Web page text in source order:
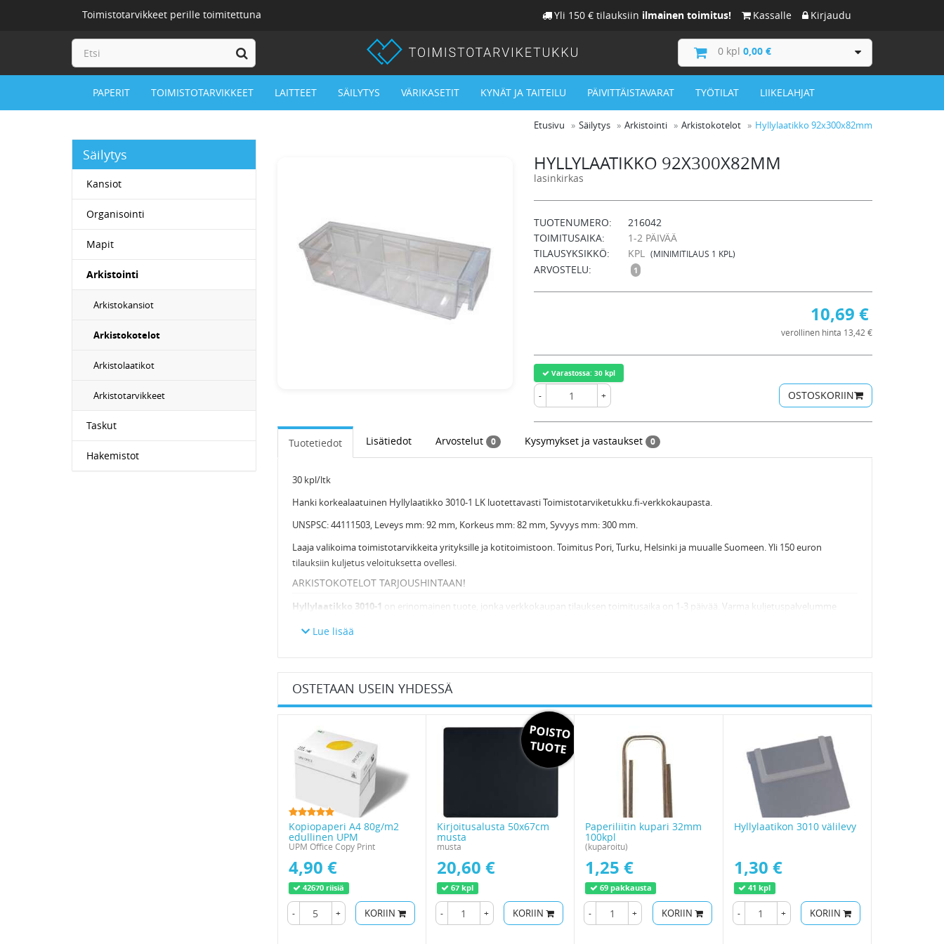
Toimistotarvikkeet perille toimitettuna Yli 150 € tilauksiin ilmainen toimitus! Kassalle Kirjaudu
0kpl 0,00 €
PAPERIT TOIMISTOTARVIKKEET LAITTEET SÄILYTYS VÄRIKASETIT KYNÄT JA TAITEILU PÄIVITTÄISTAVARAT TYÖTILAT LIIKELAHJAT
Etusivu Säilytys Arkistointi Arkistokotelot Hyllylaatikko 92x300x82mm
Säilytys
Kansiot
Organisointi
Mapit
Arkistointi
Arkistokansiot
Arkistokotelot
Arkistolaatikot
Arkistotarvikkeet
Taskut
Hakemistot
HYLLYLAATIKKO 92X300X82MM
lasinkirkas
TUOTENUMERO:
216042
TOIMITUSAIKA:
1-2 PÄIVÄÄ
TILAUSYKSIKKÖ:
KPL(MINIMITILAUS 1 KPL)
ARVOSTELU: 1
10,69 €
verollinen hinta 13,42 €
Varastossa:30 kpl
- + OSTOSKORIIN
Tuotetiedot Lisätiedot Arvostelut 0 Kysymykset ja vastaukset 0
30 kpl/ltk
Hanki korkealaatuinen Hyllylaatikko 3010-1 LK luotettavasti Toimistotarviketukku.fi-verkkokaupasta.
UNSPSC: 44111503, Leveys mm: 92 mm, Korkeus mm: 82 mm, Syvyys mm: 300 mm.
Laaja valikoima toimistotarvikkeita yrityksille ja kotitoimistoon. Toimitus Pori, Turku, Helsinki ja muualle Suomeen. Yli 150 euron
tilauksiin kuljetus veloituksetta ovellesi.
ARKISTOKOTELOT TARJOUSHINTAAN!
Hyllylaatikko 3010-1 on erinomainen tuote, jonka verkkokaupan tilauksen toimitusaika on 1-3 päivää. Varma kuljetuspalvelumme
Lue lisää
OSTETAAN USEIN YHDESSÄ
Kopiopaperi A4 80g/m2
edullinen UPM
UPM Office Copy Print
4,90 €
42670 riisiä
- + KORIIN
POISTO
TUOTE
Kirjoitusalusta 50x67cm
musta
musta
20,60 €
67 kpl
- + KORIIN
Paperiliitin kupari 32mm
100kpl
(kuparoitu)
1,25 €
69 pakkausta
- + KORIIN
Hyllylaatikon 3010 välilevy
1,30 €
41 kpl
- + KORIIN